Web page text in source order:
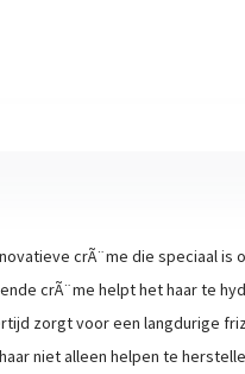
crÃ¨me die speciaal is
crÃ¨me helpt het haar te
zorgt voor een langdurige
niet alleen helpen te